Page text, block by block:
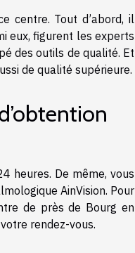
centre. Tout d’abord, il
eux, figurent les experts
des outils de qualité. Et
de qualité supérieure.
heures. De même, vous
AinVision. Pour
de près de Bourg en
rendez-vous.